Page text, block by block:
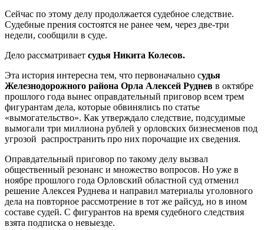
Сейчас по этому делу продолжается судебное следствие.
Судебные прения состоятся не ранее чем, через две-три
недели, сообщили в суде.
Дело рассматривает судья Никита Колесов.
Эта история интересна тем, что первоначально судья
Железнодорожного района Орла Алексей Руднев в октябре
прошлого года вынес оправдательный приговор всем трем
фигурантам дела, которые обвинялись по статье
«вымогательство». Как утверждало следствие, подсудимые
вымогали три миллиона рублей у орловских бизнесменов под
угрозой распространить про них порочащие их сведения.
Оправдательный приговор по такому делу вызвал
общественный резонанс и множество вопросов. Но уже в
ноябре прошлого года Орловский областной суд отменил
решение Алексея Руднева и направил материалы уголовного
дела на повторное рассмотрение в тот же райсуд, но в ином
составе судей. С фигурантов на время судебного следствия
взята подписка о невыезде.